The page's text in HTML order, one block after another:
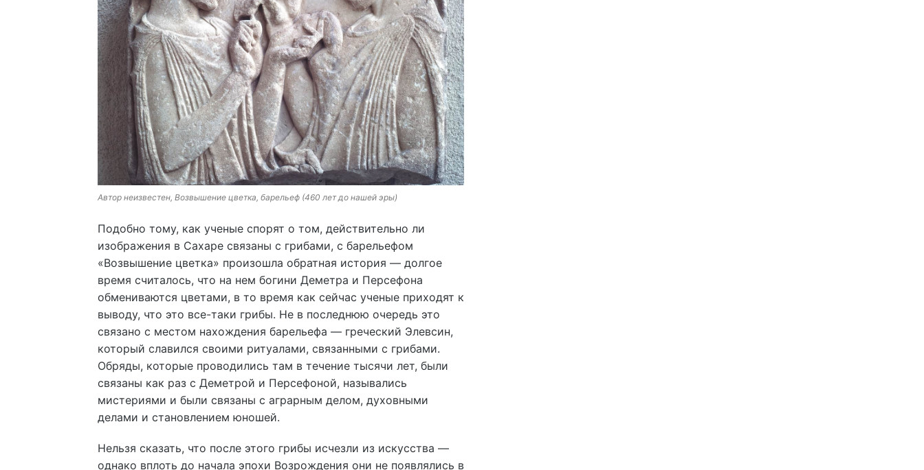
Автор неизвестен, Возвышение цветка, барельеф (460 лет до нашей эры)
Подобно тому, как ученые спорят о том, действительно ли
изображения в Сахаре связаны с грибами, с барельефом
«Возвышение цветка» произошла обратная история — долгое
время считалось, что на нем богини Деметра и Персефона
обмениваются цветами, в то время как сейчас ученые приходят к
выводу, что это все-таки грибы. Не в последнюю очередь это
связано с местом нахождения барельефа — греческий Элевсин,
который славился своими ритуалами, связанными с грибами.
Обряды, которые проводились там в течение тысячи лет, были
связаны как раз с Деметрой и Персефоной, назывались
мистериями и были связаны с аграрным делом, духовными
делами и становлением юношей.
Нельзя сказать, что после этого грибы исчезли из искусства —
однако вплоть до начала эпохи Возрождения они не появлялись в